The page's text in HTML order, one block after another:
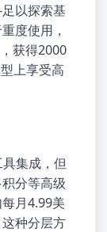
以探索基
度使用，
获得2000
上享受高
集成，但
分等高级
月4.99美
种分层方